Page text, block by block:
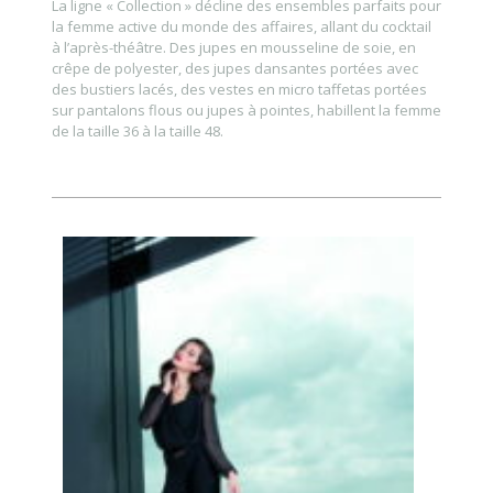
La ligne « Collection » décline des ensembles parfaits pour
la femme active du monde des affaires, allant du cocktail
à l’après-théâtre. Des jupes en mousseline de soie, en
crêpe de polyester, des jupes dansantes portées avec
des bustiers lacés, des vestes en micro taffetas portées
sur pantalons flous ou jupes à pointes, habillent la femme
de la taille 36 à la taille 48.